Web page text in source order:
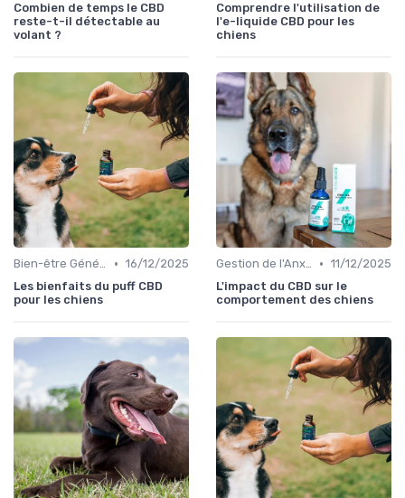
Combien de temps le CBD
reste-t-il détectable au
volant ?
Comprendre l'utilisation de
l'e-liquide CBD pour les
chiens
Bien-être Général du Chien • 16/12/2025
Les bienfaits du puff CBD
pour les chiens
Gestion de l'Anxiété chez le Chien • 11/12/2025
L'impact du CBD sur le
comportement des chiens